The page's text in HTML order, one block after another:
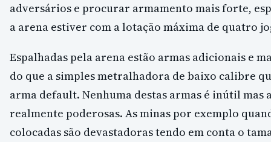
adversários e procurar armamento mais forte,
a arena estiver com a lotação máxima de quatro
Espalhadas pela arena estão armas adicionais e
do que a simples metralhadora de baixo calibre
arma default. Nenhuma destas armas é inútil mas
realmente poderosas. As minas por exemplo
colocadas são devastadoras tendo em conta o